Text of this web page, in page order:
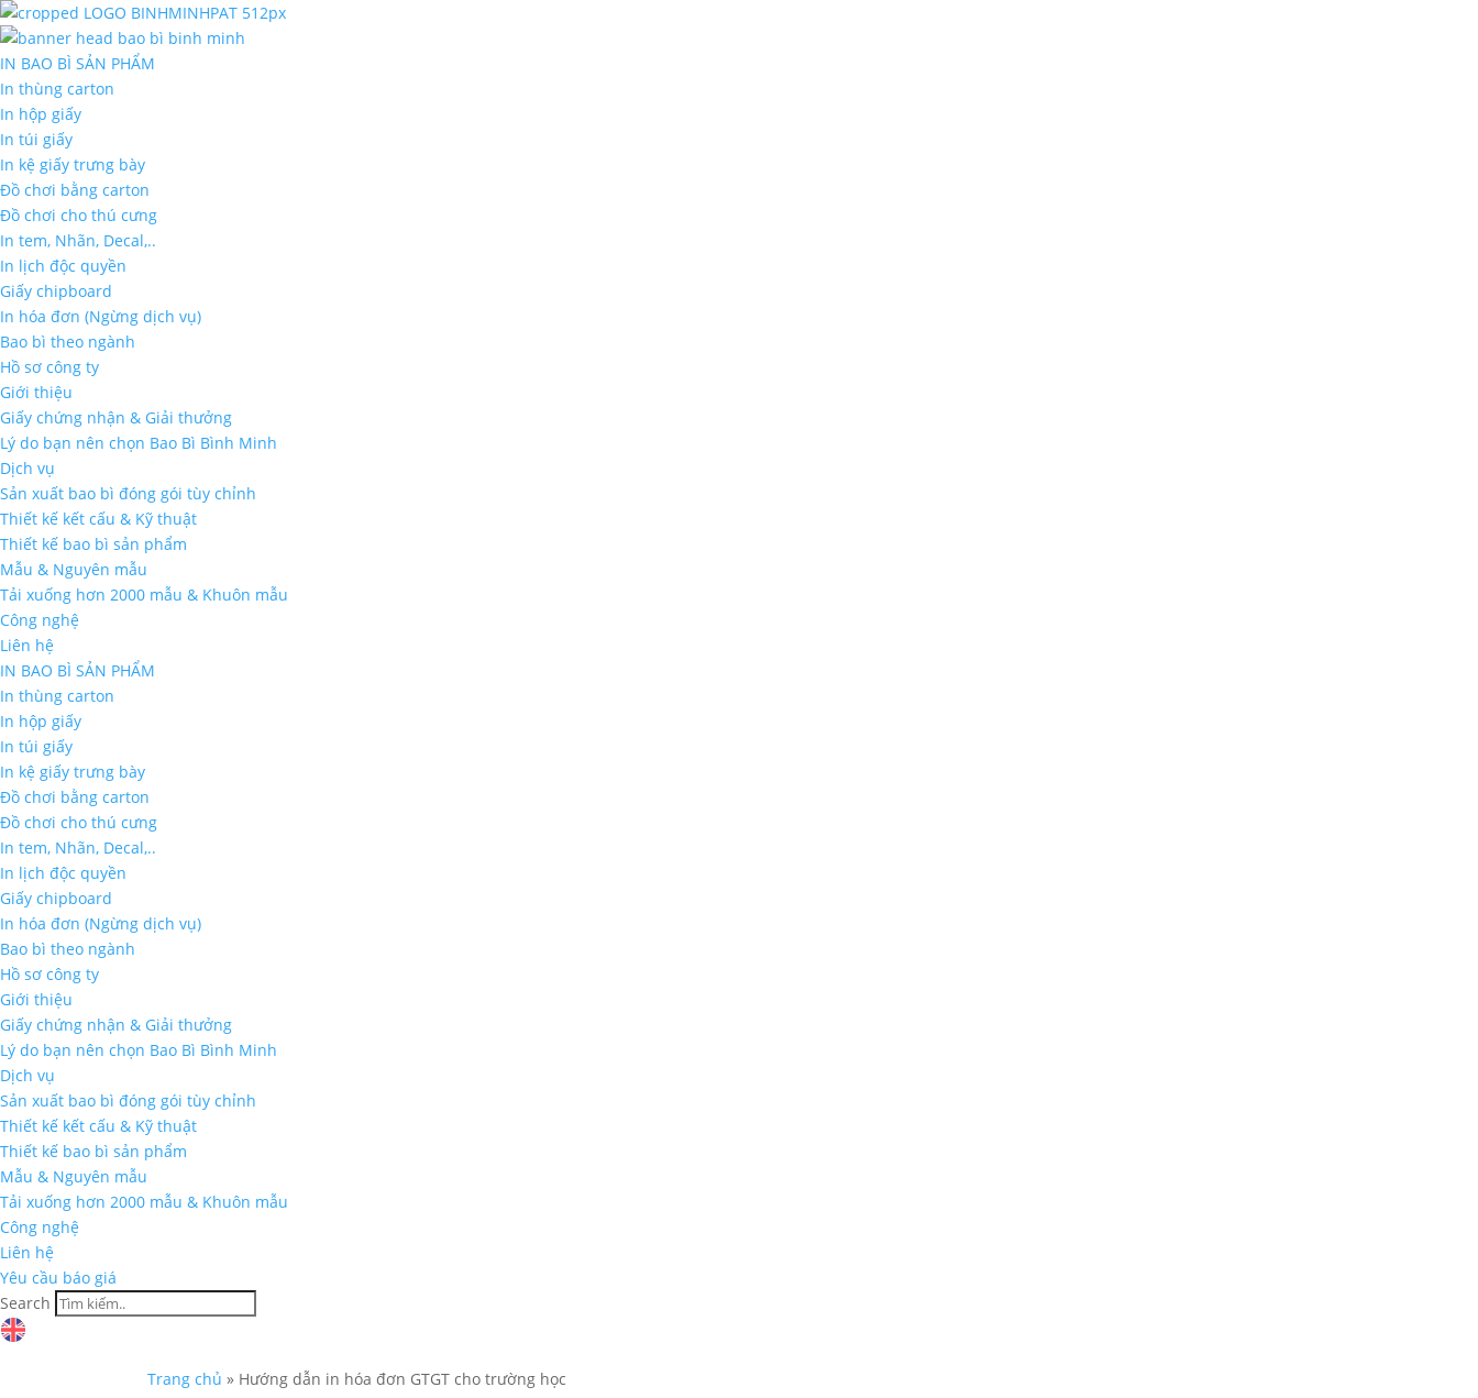
IN BAO BÌ SẢN PHẨM
In thùng carton
In hộp giấy
In túi giấy
In kệ giấy trưng bày
Đồ chơi bằng carton
Đồ chơi cho thú cưng
In tem, Nhãn, Decal,..
In lịch độc quyền
Giấy chipboard
In hóa đơn (Ngừng dịch vụ)
Bao bì theo ngành
Hồ sơ công ty
Giới thiệu
Giấy chứng nhận & Giải thưởng
Lý do bạn nên chọn Bao Bì Bình Minh
Dịch vụ
Sản xuất bao bì đóng gói tùy chỉnh
Thiết kế kết cấu & Kỹ thuật
Thiết kế bao bì sản phẩm
Mẫu & Nguyên mẫu
Tải xuống hơn 2000 mẫu & Khuôn mẫu
Công nghệ
Liên hệ
IN BAO BÌ SẢN PHẨM
In thùng carton
In hộp giấy
In túi giấy
In kệ giấy trưng bày
Đồ chơi bằng carton
Đồ chơi cho thú cưng
In tem, Nhãn, Decal,..
In lịch độc quyền
Giấy chipboard
In hóa đơn (Ngừng dịch vụ)
Bao bì theo ngành
Hồ sơ công ty
Giới thiệu
Giấy chứng nhận & Giải thưởng
Lý do bạn nên chọn Bao Bì Bình Minh
Dịch vụ
Sản xuất bao bì đóng gói tùy chỉnh
Thiết kế kết cấu & Kỹ thuật
Thiết kế bao bì sản phẩm
Mẫu & Nguyên mẫu
Tải xuống hơn 2000 mẫu & Khuôn mẫu
Công nghệ
Liên hệ
Yêu cầu báo giá
Search
Trang chủ » Hướng dẫn in hóa đơn GTGT cho trường học